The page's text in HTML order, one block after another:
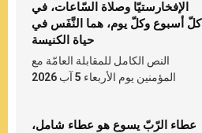
الإفخارستيّا وصلاة السّاعات، في
كلّ أسبوع وكلّ يوم، هما النَّفَس في
حياة الكنيسة
النص الكامل للمقابلة العامّة مع
المؤمنين يوم الأربعاء 5 آب 2026
عطاء الرّبّ يسوع هو عطاء شامل،